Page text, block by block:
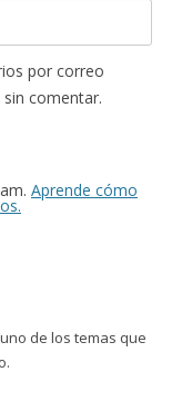
por correo
sin comentar.
Aprende cómo
de los temas que